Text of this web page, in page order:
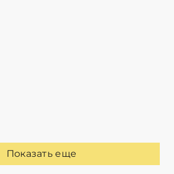
Показать еще